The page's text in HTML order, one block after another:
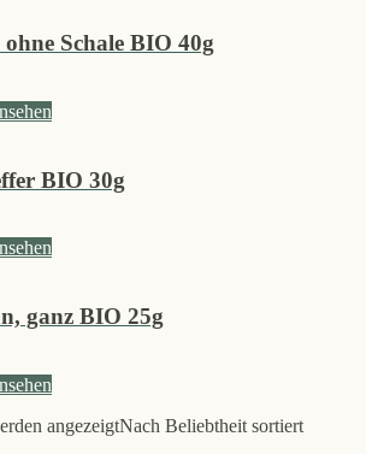
Schale BIO 40g
BIO 30g
ganz BIO 25g
angezeigtNach Beliebtheit sortiert